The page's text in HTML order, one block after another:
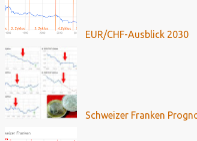
EUR/CHF-Ausblick 2030
Schweizer Franken